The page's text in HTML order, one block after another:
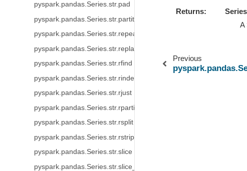
pyspark.pandas.Series.str.pad
pyspark.pandas.Series.str.partition
pyspark.pandas.Series.str.repeat
pyspark.pandas.Series.str.replace
pyspark.pandas.Series.str.rfind
pyspark.pandas.Series.str.rindex
pyspark.pandas.Series.str.rjust
pyspark.pandas.Series.str.rpartition
pyspark.pandas.Series.str.rsplit
pyspark.pandas.Series.str.rstrip
pyspark.pandas.Series.str.slice
pyspark.pandas.Series.str.slice_replace
Returns
A
Previous